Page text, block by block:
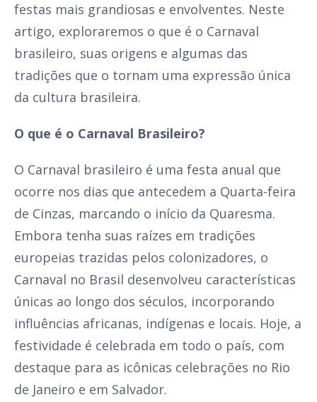
festas mais grandiosas e envolventes. Neste
artigo, exploraremos o que é o Carnaval
brasileiro, suas origens e algumas das
tradições que o tornam uma expressão única
da cultura brasileira.
O que é o Carnaval Brasileiro?
O Carnaval brasileiro é uma festa anual que
ocorre nos dias que antecedem a Quarta-feira
de Cinzas, marcando o início da Quaresma.
Embora tenha suas raízes em tradições
europeias trazidas pelos colonizadores, o
Carnaval no Brasil desenvolveu características
únicas ao longo dos séculos, incorporando
influências africanas, indígenas e locais. Hoje, a
festividade é celebrada em todo o país, com
destaque para as icônicas celebrações no Rio
de Janeiro e em Salvador.